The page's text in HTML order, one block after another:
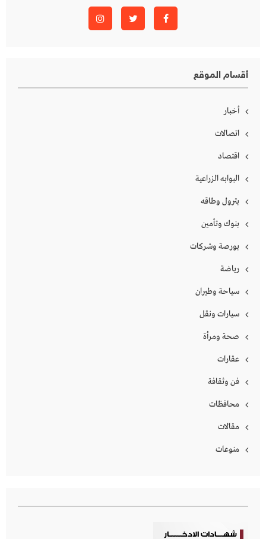
أقسام الموقع
أخبار
اتصالات
اقتصاد
البوابه الزراعية
بترول وطاقه
بنوك وتأمين
بورصة وشركات
رياضة
سياحة وطيران
سيارات ونقل
صحة ومرأة
عقارات
فن وثقافة
محافظات
مقالات
منوعات